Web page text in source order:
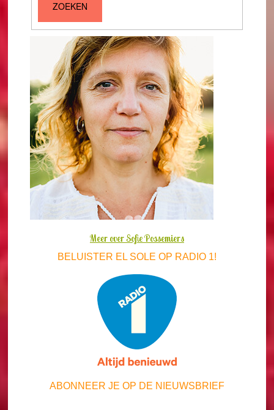
Meer over Sofie Possemiers
BELUISTER EL SOLE OP RADIO 1!
ABONNEER JE OP DE NIEUWSBRIEF